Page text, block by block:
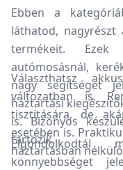
Ebben a
láthatod, nagyrészt
termékeit. Ezek
autómosásnál,
nagy segítséget
háztartási
is. Bizonyos
tartozik.
Választhatsz
változatban is.
tisztítására, de
esetében is.
háztartásban
könnyebbséget